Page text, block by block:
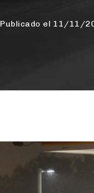
Publicado el 11/11/